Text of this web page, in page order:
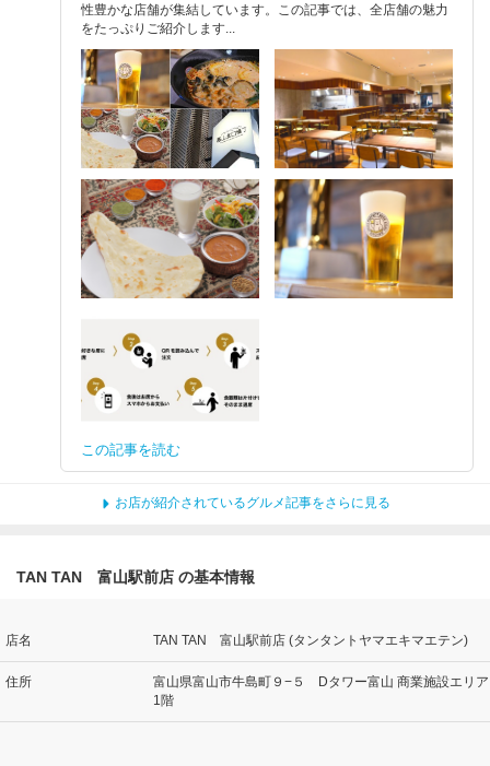
性豊かな店舗が集結しています。この記事では、全店舗の魅力
をたっぷりご紹介します...
この記事を読む
お店が紹介されているグルメ記事をさらに見る
TAN TAN 富山駅前店 の基本情報
店名 TAN TAN 富山駅前店 (タンタントヤマエキマエテン)
住所
富山県富山市牛島町９−５ Dタワー富山 商業施設エリア
1階